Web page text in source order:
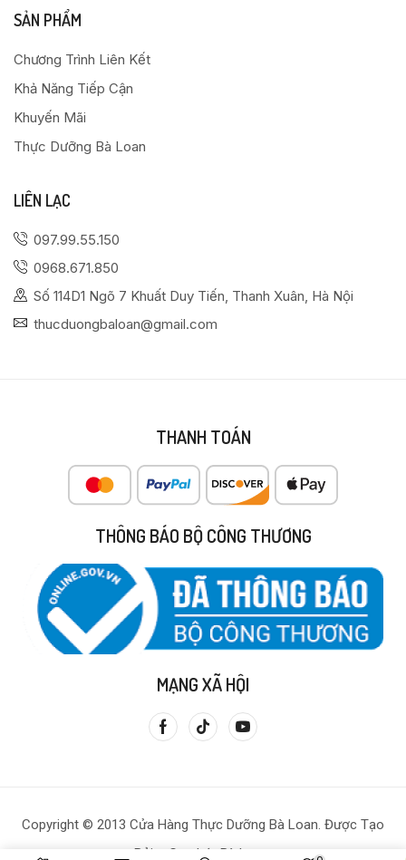
SẢN PHẨM
Chương Trình Liên Kết
Khả Năng Tiếp Cận
Khuyến Mãi
Thực Dưỡng Bà Loan
LIÊN LẠC
097.99.55.150
0968.671.850
Số 114D1 Ngõ 7 Khuất Duy Tiến, Thanh Xuân, Hà Nội
thucduongbaloan@gmail.com
THANH TOÁN
THÔNG BÁO BỘ CÔNG THƯƠNG
MẠNG XÃ HỘI
Copyright © 2013 Cửa Hàng Thực Dưỡng Bà Loan. Được Tạo
Bởi – Gạo Lứt Bà Loan.